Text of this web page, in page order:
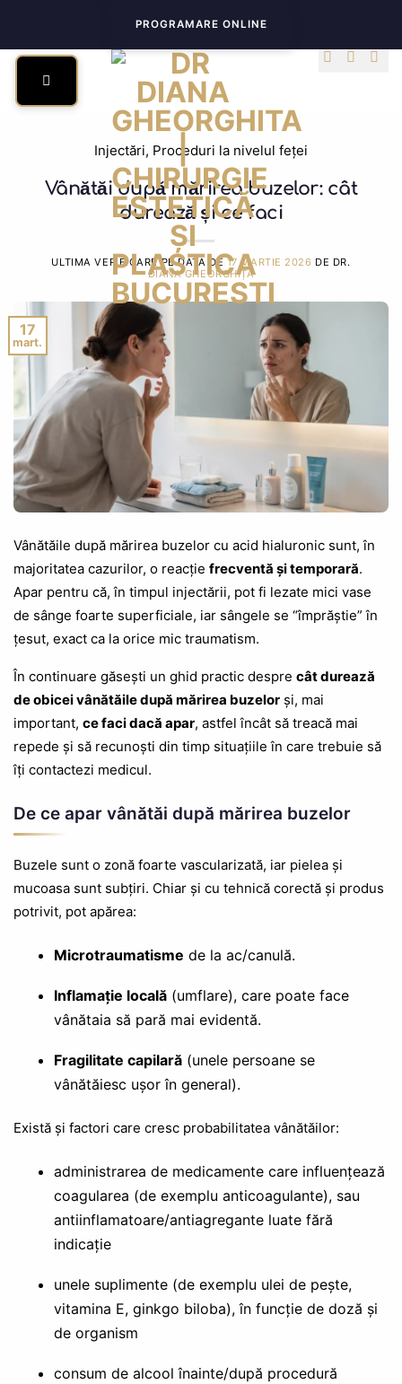
content
PROGRAMARE ONLINE
Injectări, Proceduri la nivelul feței
Vânătăi după mărirea buzelor: cât
durează și ce faci
ULTIMA VERIFICARE PE DATA DE 17 MARTIE 2026 DE DR.
DIANA GHEORGHIȚĂ
17
mart.
Vânătăile după mărirea buzelor cu acid hialuronic sunt, în
majoritatea cazurilor, o reacție frecventă și temporară.
Apar pentru că, în timpul injectării, pot fi lezate mici vase
de sânge foarte superficiale, iar sângele se “împrăștie” în
țesut, exact ca la orice mic traumatism.
În continuare găsești un ghid practic despre cât durează
de obicei vânătăile după mărirea buzelor și, mai
important, ce faci dacă apar, astfel încât să treacă mai
repede și să recunoști din timp situațiile în care trebuie să
îți contactezi medicul.
De ce apar vânătăi după mărirea buzelor
Buzele sunt o zonă foarte vascularizată, iar pielea și
mucoasa sunt subțiri. Chiar și cu tehnică corectă și produs
potrivit, pot apărea:
Microtraumatisme de la ac/canulă.
Inflamație locală(umflare), care poate face
vânătaia să pară mai evidentă.
Fragilitate capilară(unele persoane se
vânătăiesc ușor în general).
Există și factori care cresc probabilitatea vânătăilor:
administrarea de medicamente care influențează
coagularea (de exemplu anticoagulante), sau
antiinflamatoare/antiagregante luate fără
indicație
unele suplimente (de exemplu ulei de pește,
vitamina E, ginkgo biloba), în funcție de doză și
de organism
consum de alcool înainte/după procedură